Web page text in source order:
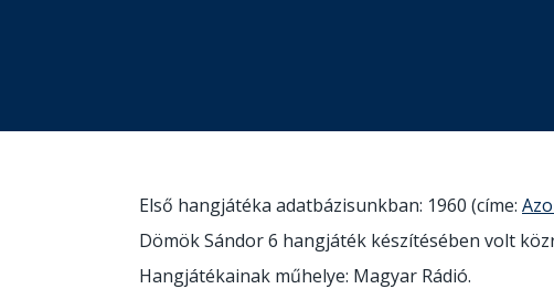
Első hangjátéka adatbázisunkban: 1960 (címe:
Dömök Sándor 6 hangjáték készítésében volt
Hangjátékainak műhelye: Magyar Rádió.